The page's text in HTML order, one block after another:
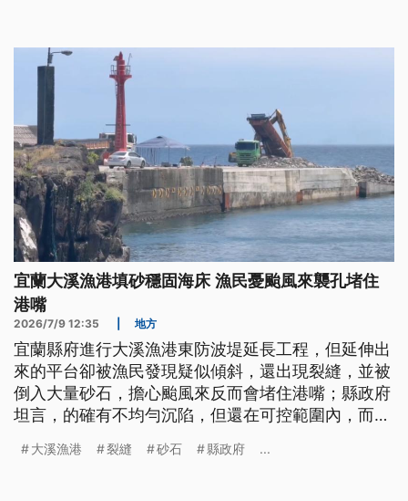
宜蘭大溪漁港填砂穩固海床 漁民憂颱風來襲孔堵住
港嘴
2026/7/9 12:35 地方
宜蘭縣府進行大溪漁港東防波堤延長工程，但延伸出
來的平台卻被漁民發現疑似傾斜，還出現裂縫，並被
倒入大量砂石，擔心颱風來反而會堵住港嘴；縣政府
坦言，的確有不均勻沉陷，但還在可控範圍內，而工
大溪漁港 裂縫 砂石 縣政府 ...